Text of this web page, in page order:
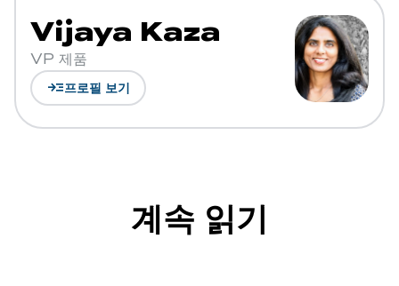
Vijaya Kaza
VP 제품
read_more프로필 보기
계속 읽기